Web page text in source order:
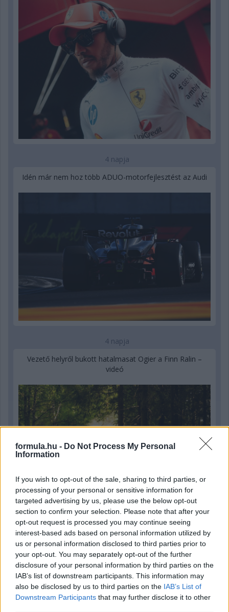
formula.hu - Do Not Process My Personal
Information
If you wish to opt-out of the sale, sharing to third parties, or
processing of your personal or sensitive information for
targeted advertising by us, please use the below opt-out
section to confirm your selection. Please note that after your
opt-out request is processed you may continue seeing
interest-based ads based on personal information utilized by
us or personal information disclosed to third parties prior to
your opt-out. You may separately opt-out of the further
disclosure of your personal information by third parties on the
IAB’s list of downstream participants. This information may
also be disclosed by us to third parties on the IAB’s List of
Downstream Participants that may further disclose it to other
4 napja
Idén már nem hoz több ADUO-motorfejlesztést az Audi
4 napja
Vezető helyről bukott hatalmasat Ogier a Finn Ralin –
videó
4 napja
Molnár Martin második lett Silverstone-ban, a
bajnokságban is előrelépett